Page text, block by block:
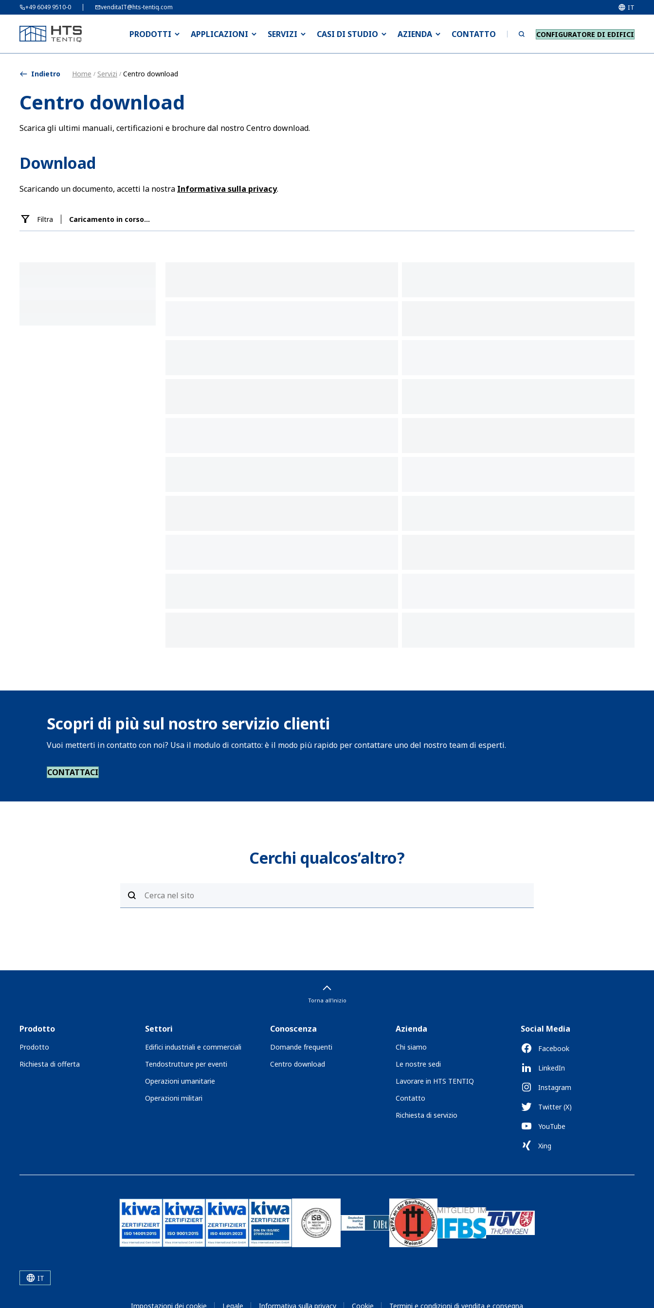
+49 6049 9510-0 venditaIT@hts-tentiq.com IT
PRODOTTI APPLICAZIONI SERVIZI CASI DI STUDIO AZIENDA CONTATTO CONFIGURATORE DI EDIFICI
Indietro Home / Servizi / Centro download
Centro download
Scarica gli ultimi manuali, certificazioni e brochure dal nostro Centro download.
Download
Scaricando un documento, accetti la nostra Informativa sulla privacy.
Filtra Caricamento in corso...
Scopri di più sul nostro servizio clienti
Vuoi metterti in contatto con noi? Usa il modulo di contatto: è il modo più rapido per contattare uno del nostro team di esperti.
CONTATTACI
Cerchi qualcos’altro?
Torna all'inizio
Prodotto
Prodotto
Richiesta di offerta
Settori
Edifici industriali e commerciali
Tendostrutture per eventi
Operazioni umanitarie
Operazioni militari
Conoscenza
Domande frequenti
Centro download
Azienda
Chi siamo
Le nostre sedi
Lavorare in HTS TENTIQ
Contatto
Richiesta di servizio
Social Media
Facebook
LinkedIn
Instagram
Twitter (X)
YouTube
Xing
IT
Impostazioni dei cookie Legale Informativa sulla privacy Cookie Termini e condizioni di vendita e consegna